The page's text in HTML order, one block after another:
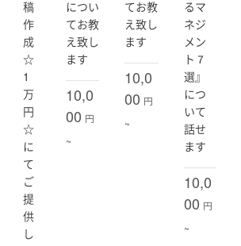
頂ければと思います。
実施実績は下記となります。
【営業活動】
・営業研修（基本研修・集団研修・個人
・営業会議（会議ルール策定・基本フ
の推進/議事等）
・営業マニュアル（トークスクリプトの
定・KPI策定・ターゲット選定・リスト策
・マネージャー研修（リーダーシップ・
プ研修・組織論・課題抽出/改善案）
稿
作
成
☆
1
万
円
☆
に
て
ご
提
供
し
につい
てお教
え致し
ます
10,0
00 円
~
てお教
え致し
ます
10,0
00 円
~
るマ
ネジ
メン
ト７
選』
につ
いて
話せ
ます
10,0
00 円
~